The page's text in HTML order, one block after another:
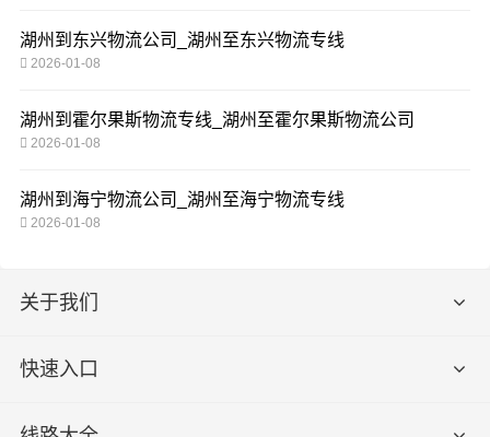
湖州到东兴物流公司_湖州至东兴物流专线
2026-01-08
湖州到霍尔果斯物流专线_湖州至霍尔果斯物流公司
2026-01-08
湖州到海宁物流公司_湖州至海宁物流专线
2026-01-08
关于我们
快速入口